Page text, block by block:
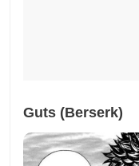
Guts (Berserk)